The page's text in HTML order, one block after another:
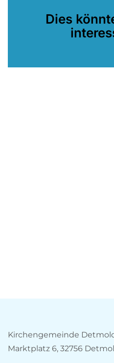
Dies
Kirchengemeinde
Marktplatz 6, 32756